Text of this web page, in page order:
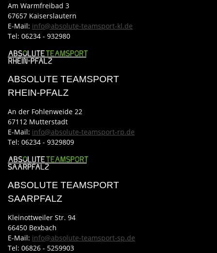
Am Warmfreibad 3
67657 Kaiserslautern
E-Mail: info@absolute-teamsport-kl.de
Tel: 06234 - 932980
ABSOLUTE TEAMSPORT
RHEIN-PFALZ
An der Fohlenweide 22
67112 Mutterstadt
E-Mail: info@absolute-teamsport-rp.de
Tel: 06234 - 9329809
ABSOLUTE TEAMSPORT
SAARPFALZ
Kleinottweiler Str. 94
66450 Bexbach
E-Mail: info@absolute-teamsport-sp.de
Tel: 06826 - 5259903